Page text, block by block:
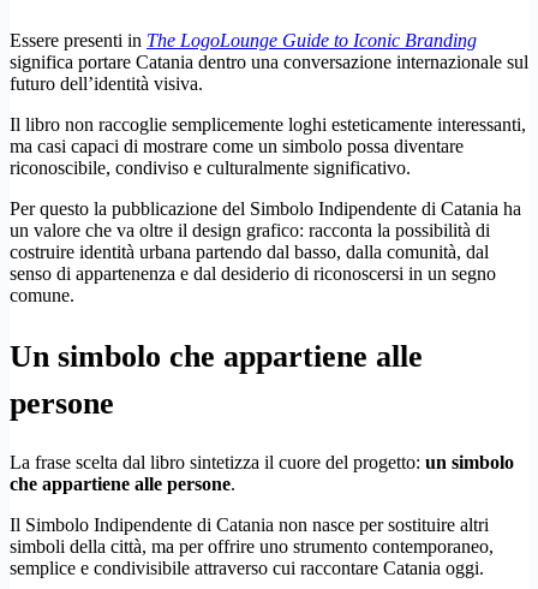
Essere presenti in The LogoLounge Guide to Iconic Branding
significa portare Catania dentro una conversazione internazionale sul
futuro dell’identità visiva.
Il libro non raccoglie semplicemente loghi esteticamente interessanti,
ma casi capaci di mostrare come un simbolo possa diventare
riconoscibile, condiviso e culturalmente significativo.
Per questo la pubblicazione del Simbolo Indipendente di Catania ha
un valore che va oltre il design grafico: racconta la possibilità di
costruire identità urbana partendo dal basso, dalla comunità, dal
senso di appartenenza e dal desiderio di riconoscersi in un segno
comune.
Un simbolo che appartiene alle
persone
La frase scelta dal libro sintetizza il cuore del progetto: un simbolo
che appartiene alle persone.
Il Simbolo Indipendente di Catania non nasce per sostituire altri
simboli della città, ma per offrire uno strumento contemporaneo,
semplice e condivisibile attraverso cui raccontare Catania oggi.